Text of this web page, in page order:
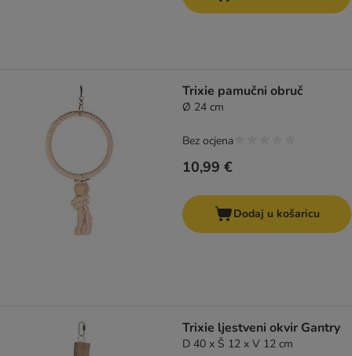
Trixie pamučni obruč
Ø 24 cm
10,99 €
Bez ocjena
Dodaj u košaricu
Trixie ljestveni okvir Gantry
D 40 x Š 12 x V 12 cm